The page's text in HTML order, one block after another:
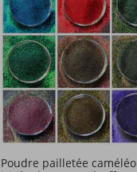
Poudre pailletée caméléon